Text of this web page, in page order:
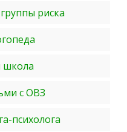
риска
школа
с ОВЗ
психолога